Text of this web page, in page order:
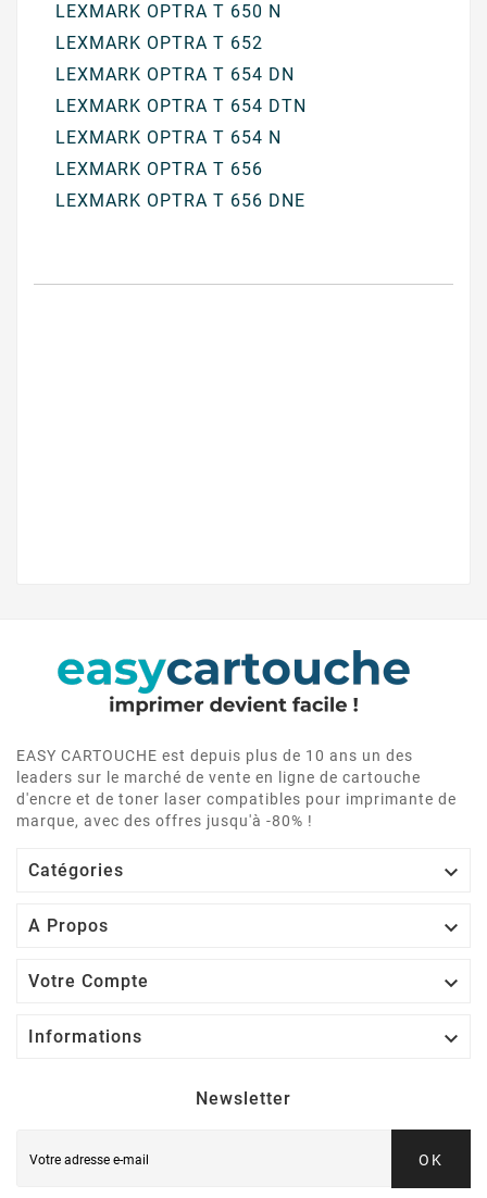
LEXMARK OPTRA T 650 N
LEXMARK OPTRA T 652
LEXMARK OPTRA T 654 DN
LEXMARK OPTRA T 654 DTN
LEXMARK OPTRA T 654 N
LEXMARK OPTRA T 656
LEXMARK OPTRA T 656 DNE
EASY CARTOUCHE est depuis plus de 10 ans un des
leaders sur le marché de vente en ligne de cartouche
d'encre et de toner laser compatibles pour imprimante de
marque, avec des offres jusqu'à -80% !
Catégories 
A Propos 
Votre Compte 
Informations 
Newsletter
OK